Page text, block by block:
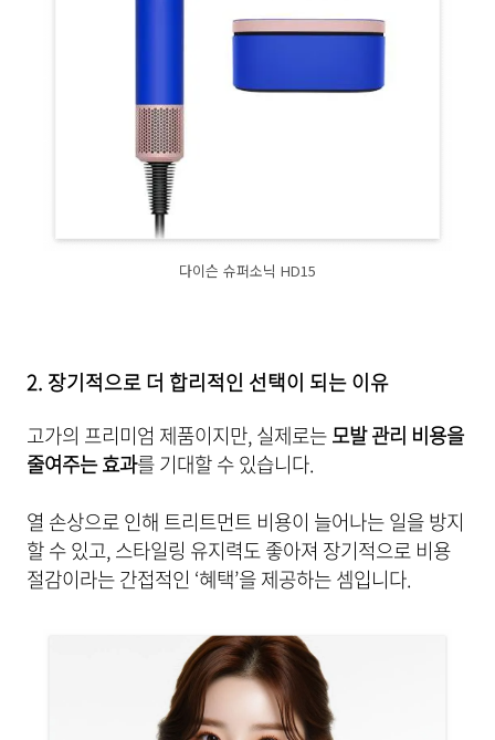
다이슨 슈퍼소닉 HD15
2. 장기적으로 더 합리적인 선택이 되는 이유
고가의 프리미엄 제품이지만, 실제로는모발 관리 비용을
줄여주는 효과를 기대할 수 있습니다.
열 손상으로 인해 트리트먼트 비용이 늘어나는 일을 방지
할 수 있고, 스타일링 유지력도 좋아져 장기적으로 비용
절감이라는 간접적인 ‘혜택’을 제공하는 셈입니다.